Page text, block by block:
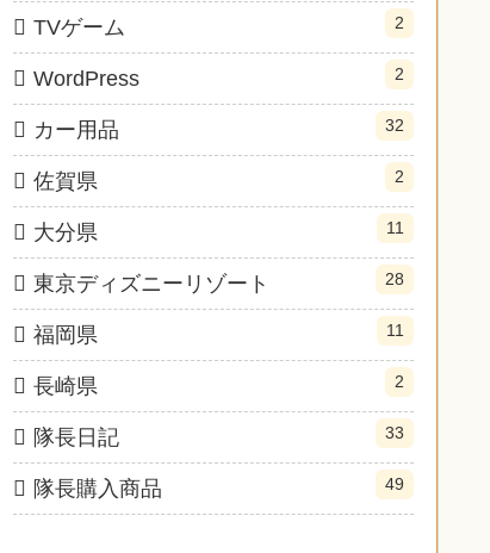
TVゲーム 2
WordPress 2
カー用品 32
佐賀県 2
大分県 11
東京ディズニーリゾート 28
福岡県 11
長崎県 2
隊長日記 33
隊長購入商品 49